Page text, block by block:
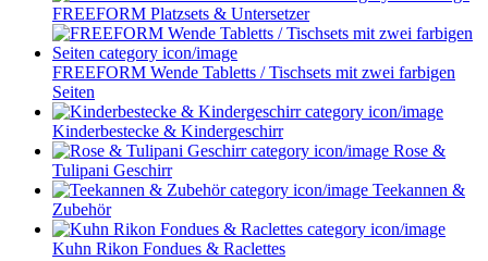
FREEFORM Platzsets & Untersetzer
FREEFORM Wende Tabletts / Tischsets mit zwei farbigen
Seiten
Kinderbestecke & Kindergeschirr
Rose &
Tulipani Geschirr
Teekannen &
Zubehör
Kuhn Rikon Fondues & Raclettes